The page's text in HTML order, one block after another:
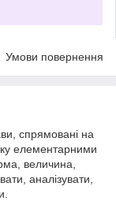
Умови повернення
спрямовані на
елементарними
величина,
аналізувати,